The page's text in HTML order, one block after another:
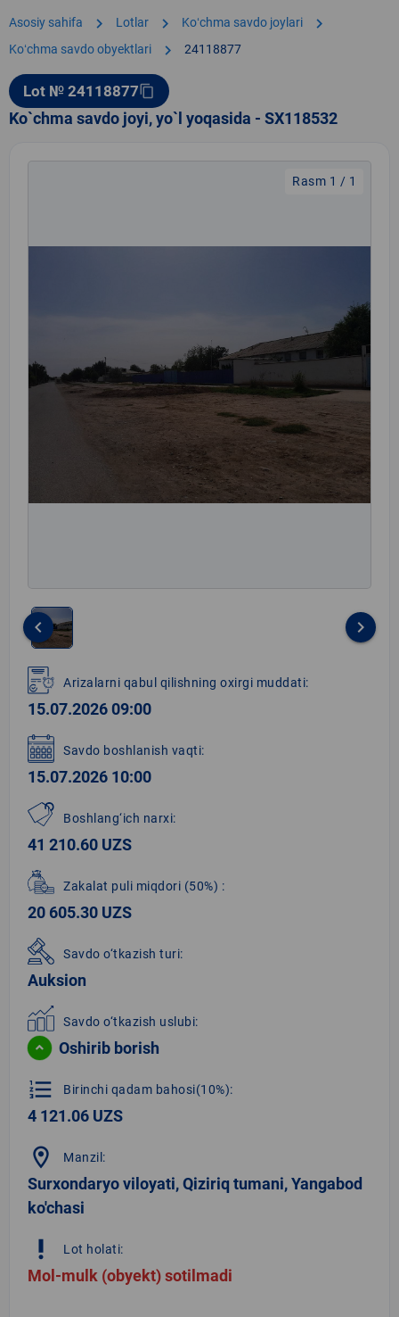
Asosiy sahifa chevron_right Lotlar chevron_right Koʻchma savdo joylari chevron_right
Koʻchma savdo obyektlari chevron_right 24118877
Lot № 24118877content_copy
Ko`chma savdo joyi, yo`l yoqasida - SX118532
Rasm 1 / 1
1
of
1
keyboard_arrow_left keyboard_arrow_right
Arizalarni qabul qilishning oxirgi muddati:
15.07.2026 09:00
Savdo boshlanish vaqti:
15.07.2026 10:00
Boshlang‘ich narxi:
41 210.60 UZS
Zakalat puli miqdori (50%) :
20 605.30 UZS
Savdo o‘tkazish turi:
Auksion
Savdo o‘tkazish uslubi:
Oshirib borish
format_list_numbered Birinchi qadam bahosi(10%):
4 121.06 UZS
location_on Manzil:
Surxondaryo viloyati, Qiziriq tumani, Yangabod
ko'chasi
priority_high Lot holati:
Mol-mulk (obyekt) sotilmadi